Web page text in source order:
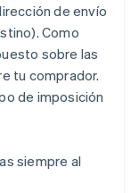
de envío
Como
sobre las
tu comprador.
de imposición
siempre al